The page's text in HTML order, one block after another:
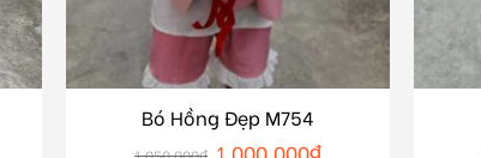
Bó Hồng Đẹp M754